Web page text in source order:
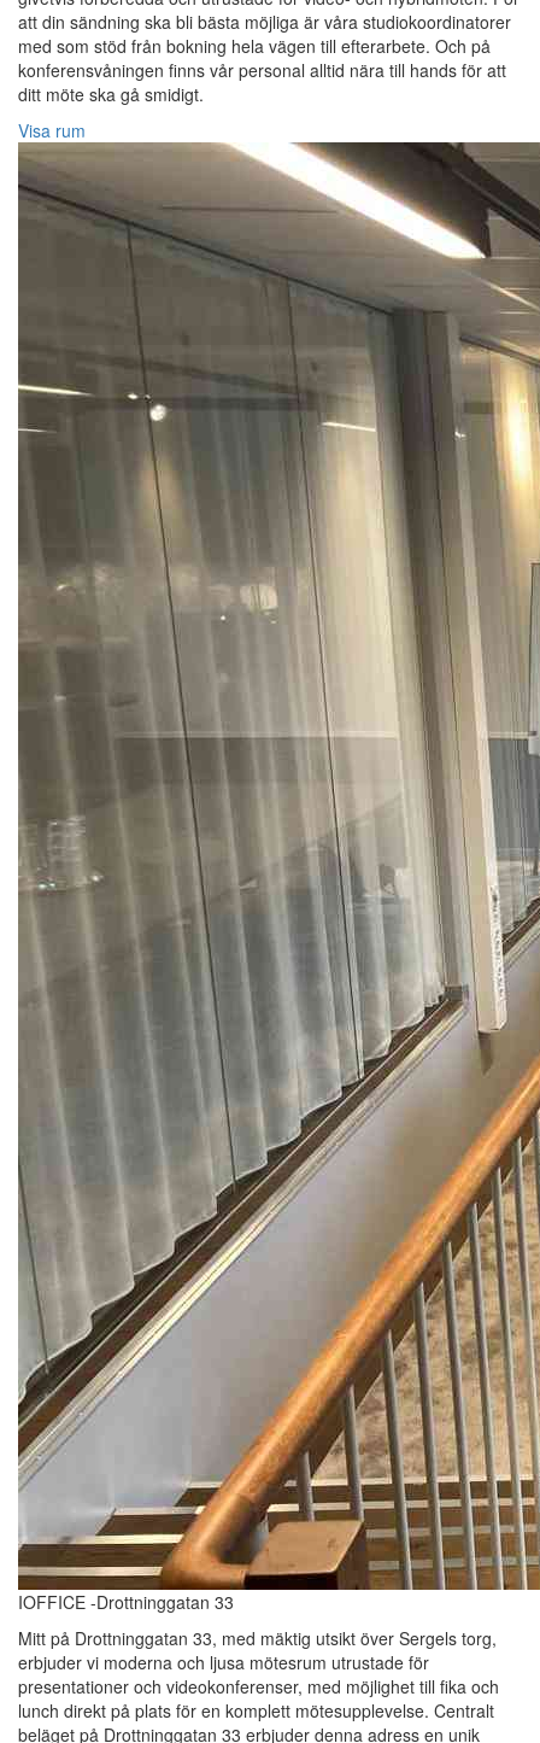
att din sändning ska bli bästa möjliga är våra studiokoordinatorer
med som stöd från bokning hela vägen till efterarbete. Och på
konferensvåningen finns vår personal alltid nära till hands för att
ditt möte ska gå smidigt.
Visa rum
IOFFICE -Drottninggatan 33
Mitt på Drottninggatan 33, med mäktig utsikt över Sergels torg,
erbjuder vi moderna och ljusa mötesrum utrustade för
presentationer och videokonferenser, med möjlighet till fika och
lunch direkt på plats för en komplett mötesupplevelse. Centralt
beläget på Drottninggatan 33 erbjuder denna adress en unik